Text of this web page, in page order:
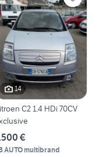
14
C2 1.4 HDi 70CV
€
AUTO multibrand